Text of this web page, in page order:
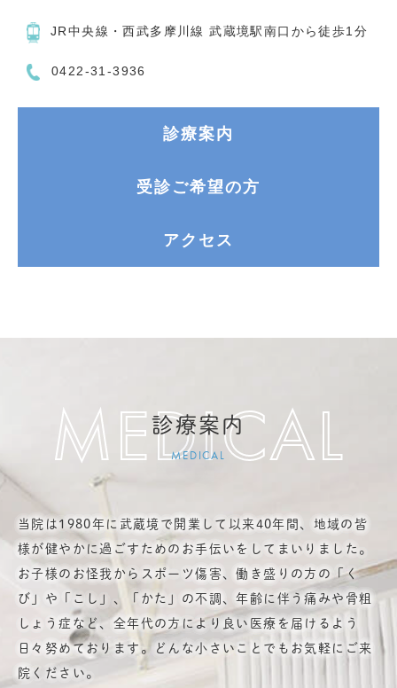
JR中央線・西武多摩川線 武蔵境駅南口から徒歩1分
0422-31-3936
診療案内
受診ご希望の方
アクセス
診療案内
MEDICAL
当院は1980年に武蔵境で開業して以来40年間、地域の皆
様が健やかに過ごすためのお手伝いをしてまいりました。
お子様のお怪我からスポーツ傷害、働き盛りの方の「く
び」や「こし」、「かた」の不調、年齢に伴う痛みや骨粗
しょう症など、 全年代の方により良い医療を届けるよう
日々努めております。どんな小さいことでもお気軽にご来
院ください。